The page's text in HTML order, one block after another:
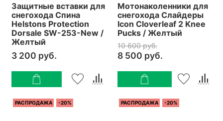
Защитные вставки для
снегохода Спина
Helstons Protection
Dorsale SW-253-New /
Желтый
3 200 руб.
Мотонаколенники для
снегохода Слайдеры
Icon Cloverleaf 2 Knee
Pucks / Желтый
10 600 руб.
8 500 руб.
РАСПРОДАЖА -20% РАСПРОДАЖА -20%